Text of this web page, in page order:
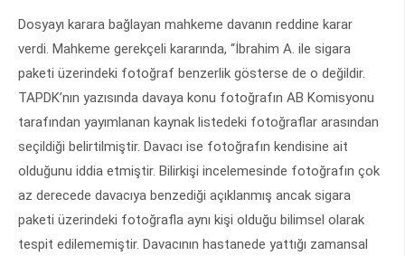
Dosyayı karara bağlayan mahkeme davanın reddine karar
verdi. Mahkeme gerekçeli kararında, “İbrahim A. ile sigara
paketi üzerindeki fotoğraf benzerlik gösterse de o değildir.
TAPDK’nın yazısında davaya konu fotoğrafın AB Komisyonu
tarafından yayımlanan kaynak listedeki fotoğraflar arasından
seçildiği belirtilmiştir. Davacı ise fotoğrafın kendisine ait
olduğunu iddia etmiştir. Bilirkişi incelemesinde fotoğrafın çok
az derecede davacıya benzediği açıklanmış ancak sigara
paketi üzerindeki fotoğrafla aynı kişi olduğu bilimsel olarak
tespit edilememiştir. Davacının hastanede yattığı zamansal